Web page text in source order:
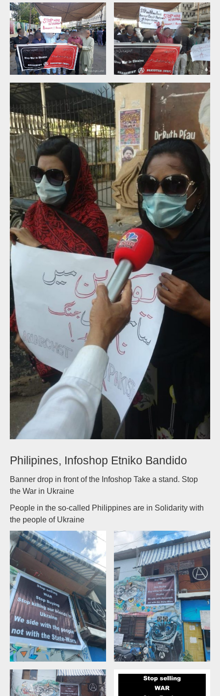
Philipines, Infoshop Etniko Bandido
Banner drop in front of the Infoshop Take a stand. Stop
the War in Ukraine
People in the so-called Philippines are in Solidarity with
the people of Ukraine